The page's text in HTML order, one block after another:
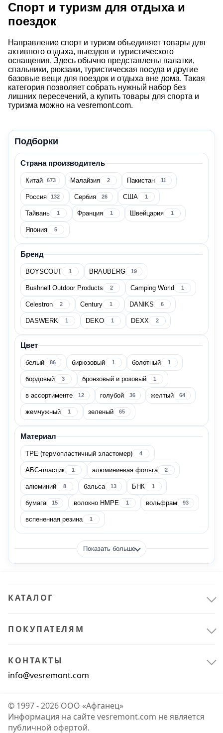
Спорт и туризм
Цена
Страна производитель
Беларусь
Вьетнам
1
Израиль
Индия
Показать все
Бренд
Airwheel
Alpicool
AZOR 144
Спорт и туризм для отдыха и
поездок
Направление спорт и туризм объединяет товары для
активного отдыха, выездов и туристического
оснащения. Здесь обычно представлены палатки,
спальники, рюкзаки, туристическая посуда и другие
базовые вещи для поездок и отдыха вне дома. Такая
категория позволяет собрать нужный набор без
лишних пересечений, а купить товары для спорта и
туризма можно на vesremont.com.
Подборки
Страна производитель
Китай 673 Малайзия 2 Пакистан 11
Россия 132 Сербия 26 США 1
Тайвань 1 Франция 1 Швейцария 1
Япония 5
Бренд
BOYSCOUT 1 BRAUBERG 19
Bushnell Outdoor Products 2 Camping World 1
Celestron 2 Century 1 DANIKS 6
DASWERK 1 DEKO 1 DEXX 2
Цвет
белый 86 бирюзовый 1 болотный 1
бордовый 3 бронзовый и розовый 1
в ассортименте 12 голубой 36 желтый 64
жемчужный 1 зеленый 65
Материал
TPE (термопластичный эластомер) 4
АБС-пластик 1 алюминиевая фольга 2
алюминий 8 бальса 13 БНК 1
бумага 15 волокно HMPE 1 вольфрам 93
вспененная резина 1
Показать больше
КАТАЛОГ
ПОКУПАТЕЛЯМ
КОНТАКТЫ
info@vesremont.com
© 1997 - 2026 ООО «Афганец»
Информация на сайте vesremont.com не является
публичной офертой.